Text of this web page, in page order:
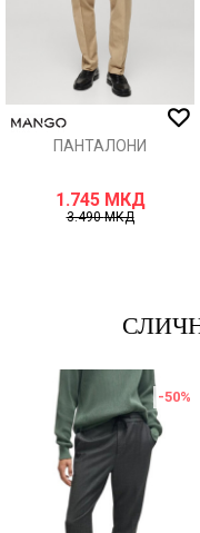
ПАНТАЛОНИ
1.745 МКД
3.490МКД
-50%